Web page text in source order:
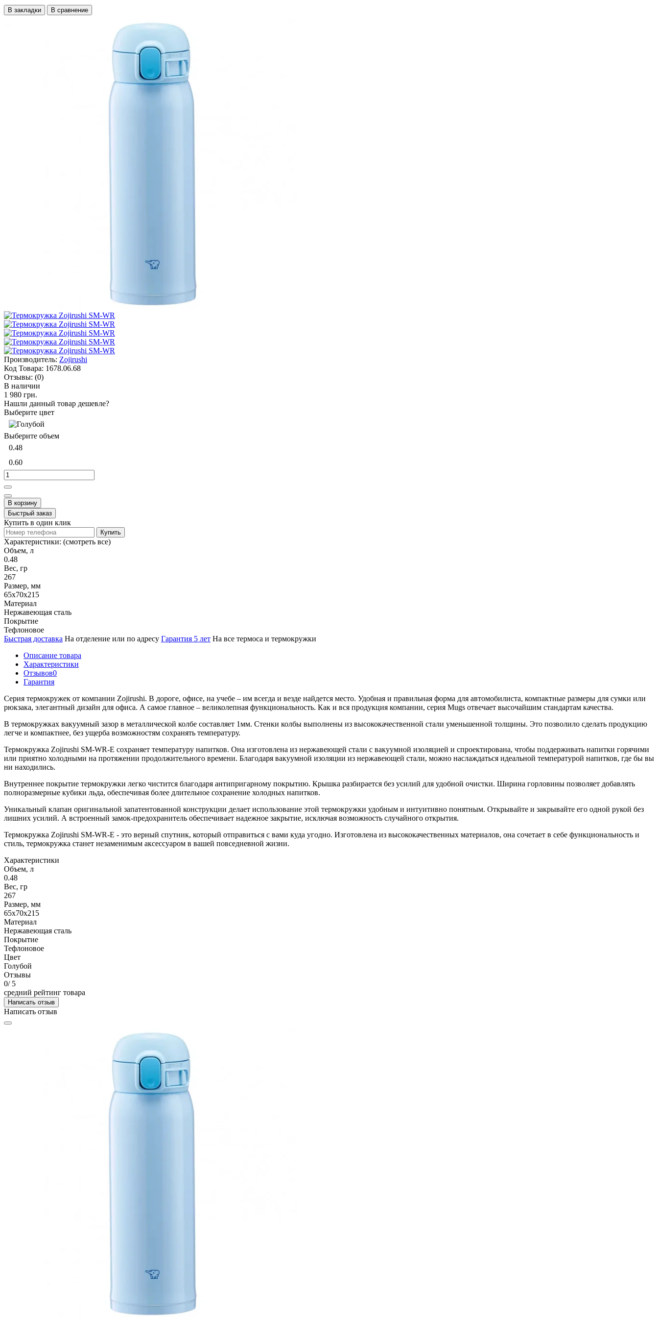
В закладки В сравнение
Производитель: Zojirushi
Код Товара: 1678.06.68
Отзывы: (0)
В наличии
1 980 грн.
Нашли данный товар дешевле?
Выберите цвет
Выберите объем
0.48
0.60
В корзину
Быстрый заказ
Купить в один клик
Купить
Характеристики: (смотреть все)
Объем, л
0.48
Вес, гр
267
Размер, мм
65x70x215
Материал
Нержавеющая сталь
Покрытие
Тефлоновое
Быстрая доставка На отделение или по адресу Гарантия 5 лет На все термоса и термокружки
Описание товара
Характеристики
Отзывов0
Гарантия
Серия термокружек от компании Zojirushi. В дороге, офисе, на учебе – им всегда и везде найдется место. Удобная и правильная форма для автомобилиста, компактные размеры для сумки или
рюкзака, элегантный дизайн для офиса. А самое главное – великолепная функциональность. Как и вся продукция компании, серия Mugs отвечает высочайшим стандартам качества.
В термокружках вакуумный зазор в металлической колбе составляет 1мм. Стенки колбы выполнены из высококачественной стали уменьшенной толщины. Это позволило сделать продукцию
легче и компактнее, без ущерба возможностям сохранять температуру.
Термокружка Zojirushi SM-WR-E сохраняет температуру напитков. Она изготовлена из нержавеющей стали с вакуумной изоляцией и спроектирована, чтобы поддерживать напитки горячими
или приятно холодными на протяжении продолжительного времени. Благодаря вакуумной изоляции из нержавеющей стали, можно наслаждаться идеальной температурой напитков, где бы вы
ни находились.
Внутреннее покрытие термокружки легко чистится благодаря антипригарному покрытию. Крышка разбирается без усилий для удобной очистки. Ширина горловины позволяет добавлять
полноразмерные кубики льда, обеспечивая более длительное сохранение холодных напитков.
Уникальный клапан оригинальной запатентованной конструкции делает использование этой термокружки удобным и интуитивно понятным. Открывайте и закрывайте его одной рукой без
лишних усилий. А встроенный замок-предохранитель обеспечивает надежное закрытие, исключая возможность случайного открытия.
Термокружка Zojirushi SM-WR-E - это верный спутник, который отправиться с вами куда угодно. Изготовлена из высококачественных материалов, она сочетает в себе функциональность и
стиль, термокружка станет незаменимым аксессуаром в вашей повседневной жизни.
Характеристики
Объем, л
0.48
Вес, гр
267
Размер, мм
65x70x215
Материал
Нержавеющая сталь
Покрытие
Тефлоновое
Цвет
Голубой
Отзывы
0/ 5
средний рейтинг товара
Написать отзыв
Написать отзыв